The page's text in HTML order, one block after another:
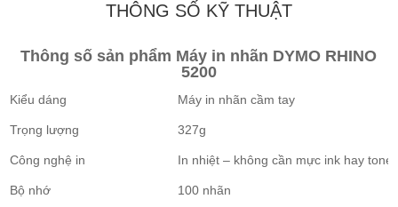
THÔNG SỐ KỸ THUẬT
Thông số sản phẩm Máy in nhãn DYMO RHINO
5200
Kiểu dáng Máy in nhãn cầm tay
Trọng lượng 327g
Công nghệ in In nhiệt – không cần mực ink hay toner
Bộ nhớ 100 nhãn